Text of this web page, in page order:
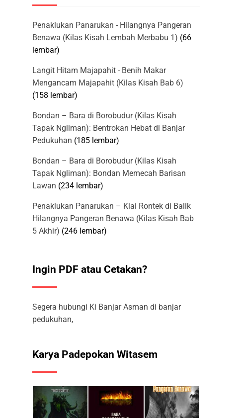
Penaklukan Panarukan - Hilangnya Pangeran
Benawa (Kilas Kisah Lembah Merbabu 1) (66
lembar)
Langit Hitam Majapahit - Benih Makar
Mengancam Majapahit (Kilas Kisah Bab 6)
(158 lembar)
Bondan – Bara di Borobudur (Kilas Kisah
Tapak Ngliman): Bentrokan Hebat di Banjar
Pedukuhan (185 lembar)
Bondan – Bara di Borobudur (Kilas Kisah
Tapak Ngliman): Bondan Memecah Barisan
Lawan (234 lembar)
Penaklukan Panarukan – Kiai Rontek di Balik
Hilangnya Pangeran Benawa (Kilas Kisah Bab
5 Akhir) (246 lembar)
Ingin PDF atau Cetakan?
Segera hubungi Ki Banjar Asman di banjar
pedukuhan,
Karya Padepokan Witasem